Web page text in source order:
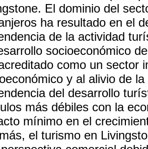
El dominio del
ha resultado en el
de la actividad
socioeconómico
como un sector
y al alivio de
del desarrollo
más débiles con la
mínimo en el
el turismo en